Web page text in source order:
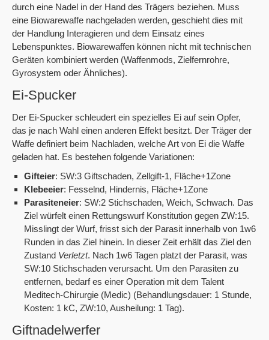
durch eine Nadel in der Hand des Trägers beziehen. Muss
eine Biowarewaffe nachgeladen werden, geschieht dies mit
der Handlung Interagieren und dem Einsatz eines
Lebenspunktes. Biowarewaffen können nicht mit technischen
Geräten kombiniert werden (Waffenmods, Zielfernrohre,
Gyrosystem oder Ähnliches).
Ei-Spucker
Der Ei-Spucker schleudert ein spezielles Ei auf sein Opfer,
das je nach Wahl einen anderen Effekt besitzt. Der Träger der
Waffe definiert beim Nachladen, welche Art von Ei die Waffe
geladen hat. Es bestehen folgende Variationen:
Gifteier: SW:3 Giftschaden, Zellgift-1, Fläche+1Zone
Klebeeier: Fesselnd, Hindernis, Fläche+1Zone
Parasiteneier: SW:2 Stichschaden, Weich, Schwach. Das
Ziel würfelt einen Rettungswurf Konstitution gegen ZW:15.
Misslingt der Wurf, frisst sich der Parasit innerhalb von 1w6
Runden in das Ziel hinein. In dieser Zeit erhält das Ziel den
Zustand Verletzt. Nach 1w6 Tagen platzt der Parasit, was
SW:10 Stichschaden verursacht. Um den Parasiten zu
entfernen, bedarf es einer Operation mit dem Talent
Meditech-Chirurgie (Medic) (Behandlungsdauer: 1 Stunde,
Kosten: 1 kC, ZW:10, Ausheilung: 1 Tag).
Giftnadelwerfer